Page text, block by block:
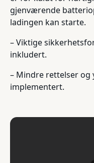
gjenværende
ladingen kan starte.
– Viktige
inkludert.
– Mindre rettelser
implementert.